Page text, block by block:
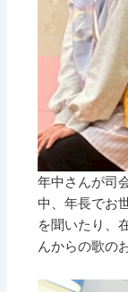
年中さんが司
中、年長でお
を聞いたり、
んからの歌の